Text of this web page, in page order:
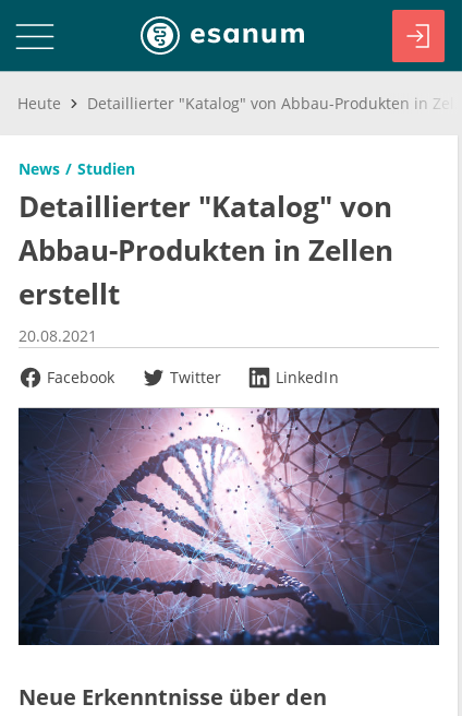
Heute
News Studien
Detaillierter "Katalog" von
Abbau-Produkten in Zellen
erstellt
20.08.2021
Facebook
Twitter LinkedIn
Neue Erkenntnisse über den